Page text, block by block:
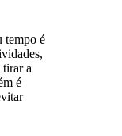
tempo é
tirar a
é